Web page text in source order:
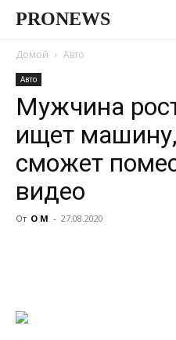
PRONEWS
Домой Авто
Авто
Мужчина
ищет
сможет
видео
От О М - 27.08.2020